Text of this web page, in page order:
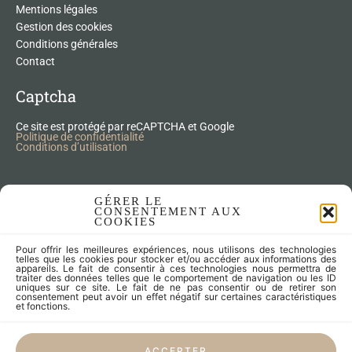
GÉRER LE
CONSENTEMENT AUX
COOKIES
Pour offrir les meilleures expériences, nous utilisons des technologies
telles que les cookies pour stocker et/ou accéder aux informations des
appareils. Le fait de consentir à ces technologies nous permettra de
traiter des données telles que le comportement de navigation ou les ID
uniques sur ce site. Le fait de ne pas consentir ou de retirer son
consentement peut avoir un effet négatif sur certaines caractéristiques
et fonctions.
Mentions légales
Gestion des cookies
Conditions générales
Contact
Captcha
Ce site est protégé par reCAPTCHA et Google
Politique de confidentialité
Conditions d’utilisation
Nos Produits Upcycling
Articles zéro déchet
Fleurs séchées
Lampes
Meubles
Objets